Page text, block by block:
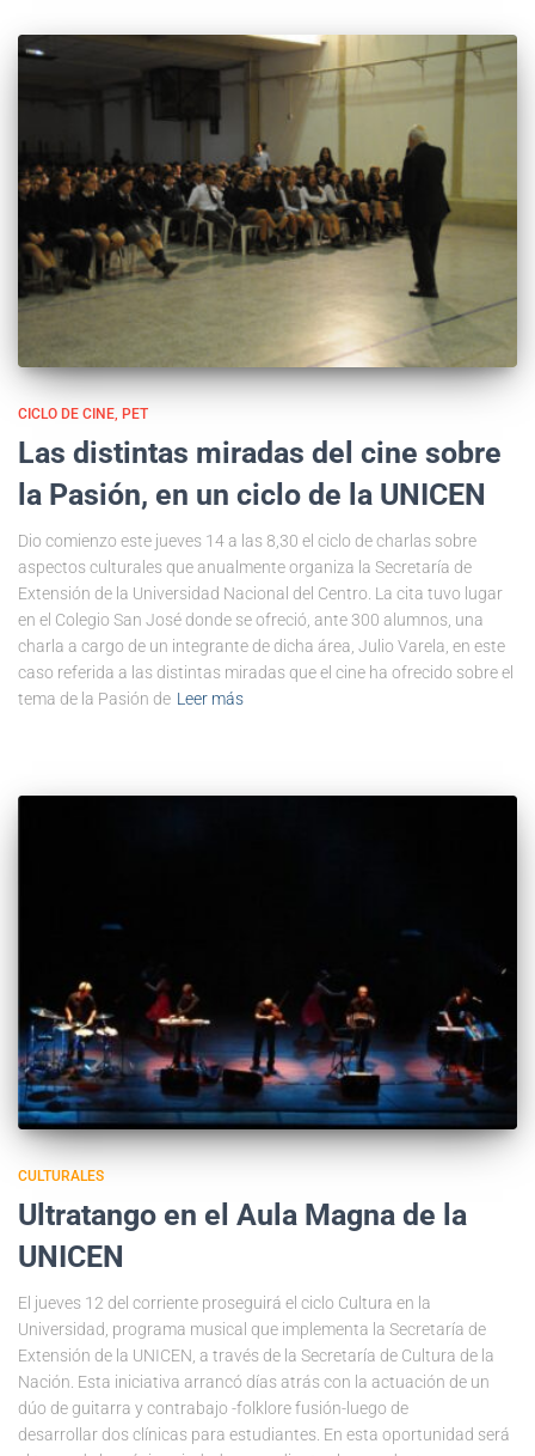
CICLO DE CINE PET
Las distintas miradas del cine sobre
la Pasión, en un ciclo de la UNICEN
Dio comienzo este jueves 14 a las 8,30 el ciclo de charlas sobre
aspectos culturales que anualmente organiza la Secretaría de
Extensión de la Universidad Nacional del Centro. La cita tuvo lugar
en el Colegio San José donde se ofreció, ante 300 alumnos, una
charla a cargo de un integrante de dicha área, Julio Varela, en este
caso referida a las distintas miradas que el cine ha ofrecido sobre el
tema de la Pasión de Leer más
CULTURALES
Ultratango en el Aula Magna de la
UNICEN
El jueves 12 del corriente proseguirá el ciclo Cultura en la
Universidad, programa musical que implementa la Secretaría de
Extensión de la UNICEN, a través de la Secretaría de Cultura de la
Nación. Esta iniciativa arrancó días atrás con la actuación de un
dúo de guitarra y contrabajo -folklore fusión-luego de
desarrollar dos clínicas para estudiantes. En esta oportunidad será